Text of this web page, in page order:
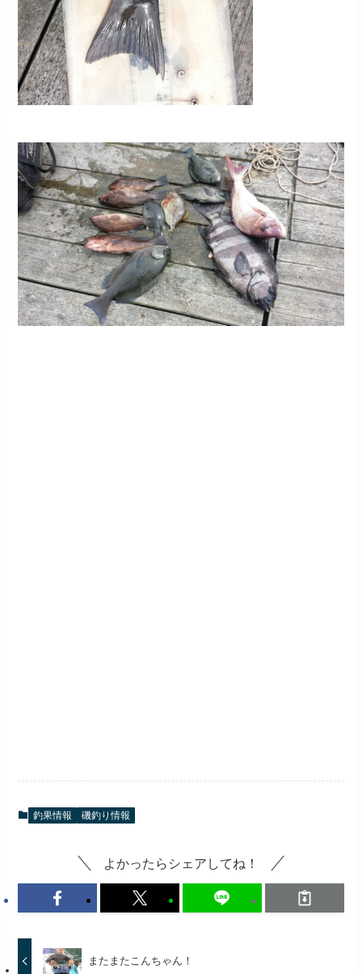
釣果情報 磯釣り情報
よかったらシェアしてね！
またまたこんちゃん！